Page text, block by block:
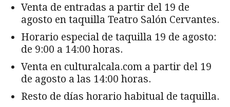
Venta de entradas a partir del 19 de
agosto en taquilla Teatro Salón Cervantes.
Horario especial de taquilla 19 de agosto:
de 9:00 a 14:00 horas.
Venta en culturalcala.com a partir del 19
de agosto a las 14:00 horas.
Resto de días horario habitual de taquilla.